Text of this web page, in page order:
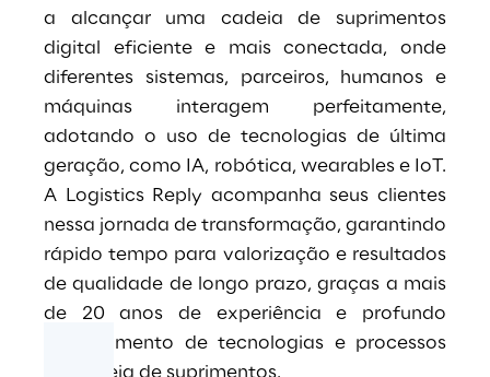
a alcançar uma cadeia de suprimentos
digital eficiente e mais conectada, onde
diferentes sistemas, parceiros, humanos e
máquinas interagem perfeitamente,
adotando o uso de tecnologias de última
geração, como IA, robótica, wearables e IoT.
A Logistics Reply acompanha seus clientes
nessa jornada de transformação, garantindo
rápido tempo para valorização e resultados
de qualidade de longo prazo, graças a mais
de 20 anos de experiência e profundo
conhecimento de tecnologias e processos
da cadeia de suprimentos.